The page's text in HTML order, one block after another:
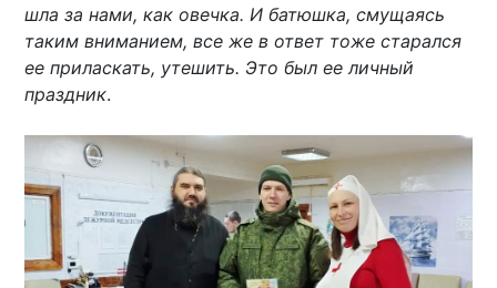
шла за нами, как овечка. И батюшка, смущаясь
таким вниманием, все же в ответ тоже старался
ее приласкать, утешить. Это был ее личный
праздник.